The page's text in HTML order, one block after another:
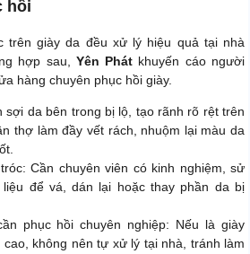
hồi
trên giày da đều xử lý hiệu quả tại nhà
hợp sau, Yên Phát khuyến cáo người
hàng chuyên phục hồi giày.
sợi da bên trong bị lộ, tạo rãnh rõ rệt trên
thợ làm đầy vết rách, nhuộm lại màu da
Cần chuyên viên có kinh nghiệm, sử
để vá, dán lại hoặc thay phần da bị
phục hồi chuyên nghiệp: Nếu là giày
không nên tự xử lý tại nhà, tránh làm